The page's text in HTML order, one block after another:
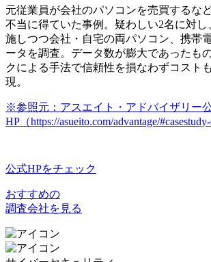
元従業員が会社のパソコンを売買するな
不当に得ていた事例。疑わしい2名に対
施しつつ会社・自宅の両パソコン、携帯
ータを調査。データ数が膨大であったも
クによる手法で信頼性を損なわずコスト
現。
※参照元：アスエイト・アドバイザリー
HP（https://asueito.com/advantage/#casestudy-
公式HPをチェック
おすすめの
調査会社を見る